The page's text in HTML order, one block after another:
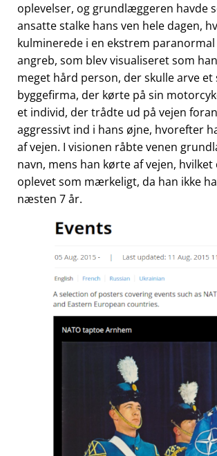
oplevelser, og grundlæggeren havde
ansatte stalke hans ven hele dagen,
kulminerede i en ekstrem
angreb, som blev visualiseret som
meget hård person, der skulle arve
byggefirma, der kørte på sin
et individ, der trådte ud på vejen
aggressivt ind i hans øjne, hvorefter
af vejen. I visionen råbte venen
navn, mens han kørte af vejen, hvilket
oplevet som mærkeligt, da han ikke
næsten 7 år.